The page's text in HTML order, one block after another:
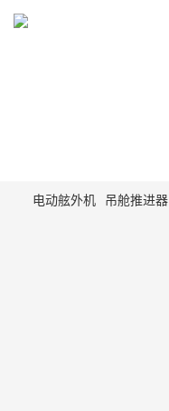
电动舷外机 吊舱推进器